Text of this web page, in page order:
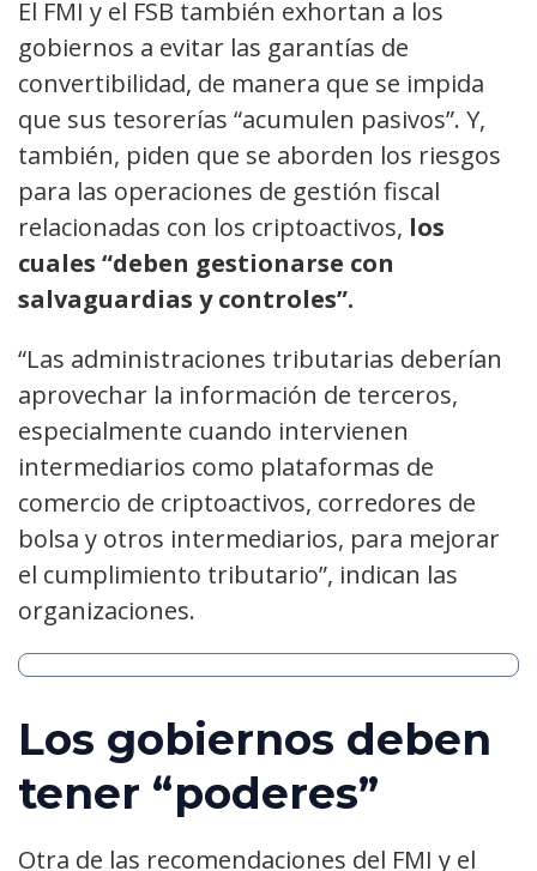
El FMI y el FSB también exhortan a los
gobiernos a evitar las garantías de
convertibilidad, de manera que se impida
que sus tesorerías “acumulen pasivos”. Y,
también, piden que se aborden los riesgos
para las operaciones de gestión fiscal
relacionadas con los criptoactivos, los
cuales “deben gestionarse con
salvaguardias y controles”.
“Las administraciones tributarias deberían
aprovechar la información de terceros,
especialmente cuando intervienen
intermediarios como plataformas de
comercio de criptoactivos, corredores de
bolsa y otros intermediarios, para mejorar
el cumplimiento tributario”, indican las
organizaciones.
Los gobiernos deben
tener “poderes”
Otra de las recomendaciones del FMI y el